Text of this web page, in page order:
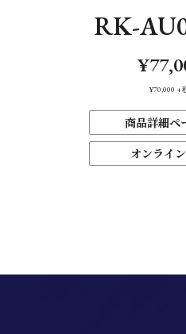
RK-
¥70,000 +
商品詳細ペ
オンライ